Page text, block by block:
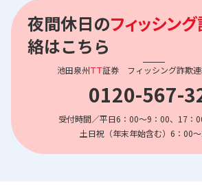
夜間休日のフィッシン
絡はこちら
池田泉州ＴＴ証券 フィッシング詐欺
0120-567-
受付時間／平日6：00～9：00、17：
土日祝（年末年始含む）6：00